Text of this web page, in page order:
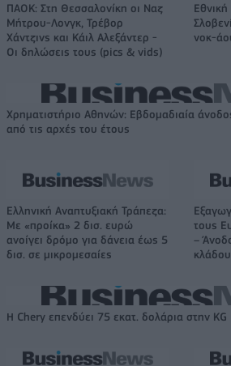
ΠΑΟΚ: Στη Θεσσαλονίκη οι Ναζ
Μήτρου-Λονγκ, Τρέβορ
Χάντζινς και Κάιλ Αλεξάντερ -
Οι δηλώσεις τους (pics & vids)
νοκ-
Χρηματιστήριο Αθηνών: Εβδομαδιαία
από τις αρχές του έτους
Ελληνική Αναπτυξιακή Τράπεζα:
Με «προίκα» 2 δισ. ευρώ
ανοίγει δρόμο για δάνεια έως 5
δισ. σε μικρομεσαίες
τους
–
Η Chery επενδύει 75 εκατ. δολάρια στην